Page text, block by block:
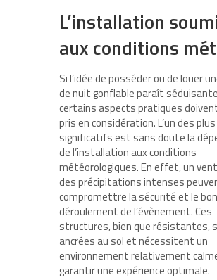
L’installation
aux conditions
Si l’idée de posséder ou de louer
de nuit gonflable paraît
certains aspects pratiques
pris en considération. L’un des plus
significatifs est sans doute la
de l’installation aux conditions
météorologiques. En effet, un
des précipitations intenses
compromettre la sécurité et le bon
déroulement de l’évènement. Ces
structures, bien que résistantes,
ancrées au sol et nécessitent un
environnement relativement
garantir une expérience optimale.